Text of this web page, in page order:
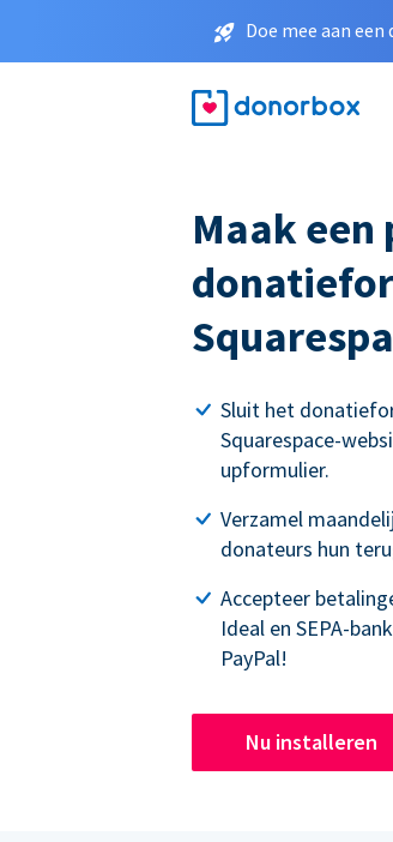
Doe mee aan
Maak
Sluit het
Squarespace-
upformulier.
Verzamel
donateurs hun
Accepteer
Ideal en SEPA-
PayPal!
Nu installeren